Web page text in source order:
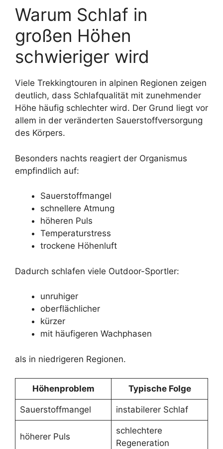
Warum Schlaf in
großen Höhen
schwieriger wird
Viele Trekkingtouren in alpinen Regionen zeigen
deutlich, dass Schlafqualität mit zunehmender
Höhe häufig schlechter wird. Der Grund liegt vor
allem in der veränderten Sauerstoffversorgung
des Körpers.
Besonders nachts reagiert der Organismus
empfindlich auf:
Sauerstoffmangel
schnellere Atmung
höheren Puls
Temperaturstress
trockene Höhenluft
Dadurch schlafen viele Outdoor-Sportler:
unruhiger
oberflächlicher
kürzer
mit häufigeren Wachphasen
als in niedrigeren Regionen.
Höhenproblem Typische Folge
Sauerstoffmangel instabilerer Schlaf
höherer Puls
schlechtere
Regeneration